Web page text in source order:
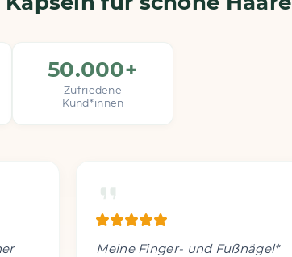
50.000+
Zufriedene
Kund*innen
Meine Finger- und Fußnägel*